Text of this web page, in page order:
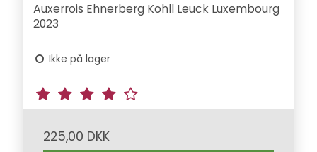
Auxerrois Ehnerberg Kohll Leuck Luxembourg
2023
Ikke på lager
225,00 DKK